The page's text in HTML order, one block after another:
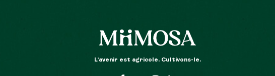
L’avenir est agricole. Cultivons-le.